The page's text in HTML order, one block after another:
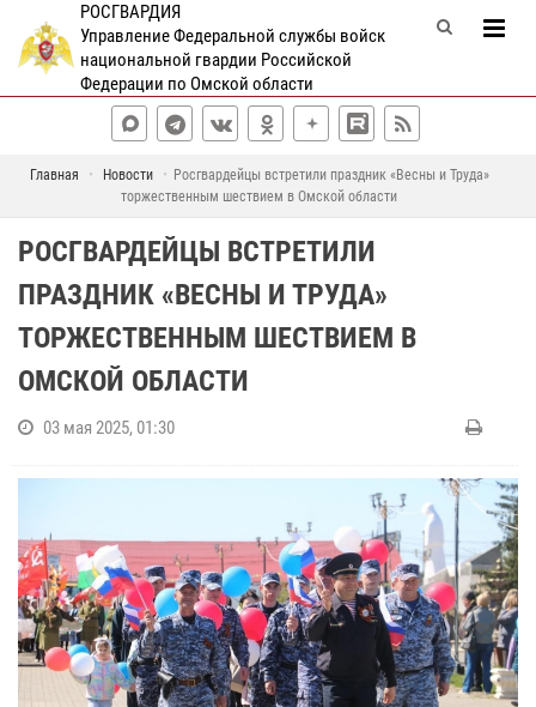
РОСГВАРДИЯ
Управление Федеральной службы войск
национальной гвардии Российской
Федерации по Омской области
Главная Новости
Росгвардейцы встретили праздник «Весны и Труда»
торжественным шествием в Омской области
РОСГВАРДЕЙЦЫ ВСТРЕТИЛИ
ПРАЗДНИК «ВЕСНЫ И ТРУДА»
ТОРЖЕСТВЕННЫМ ШЕСТВИЕМ В
ОМСКОЙ ОБЛАСТИ
03 мая 2025, 01:30